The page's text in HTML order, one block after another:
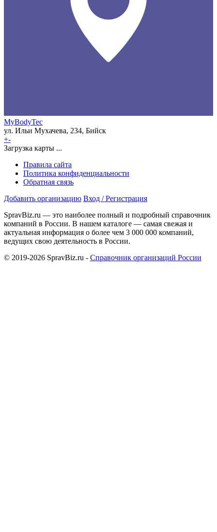
MyBodyTec
ул. Ильи Мухачева, 234, Бийск
+-
Загрузка карты ...
Правила сайта
Политика конфиденциальности
Обратная связь
Добавить организацию Вход / Регистрация
SpravBiz.ru — это наиболее полный и подробный справочник
компаний в России. В нашем каталоге — самая свежая и
актуальная информация о более чем 3 000 000 компаний,
ведущих свою деятельность в России.
© 2019-2026 SpravBiz.ru - Справочник организаций России